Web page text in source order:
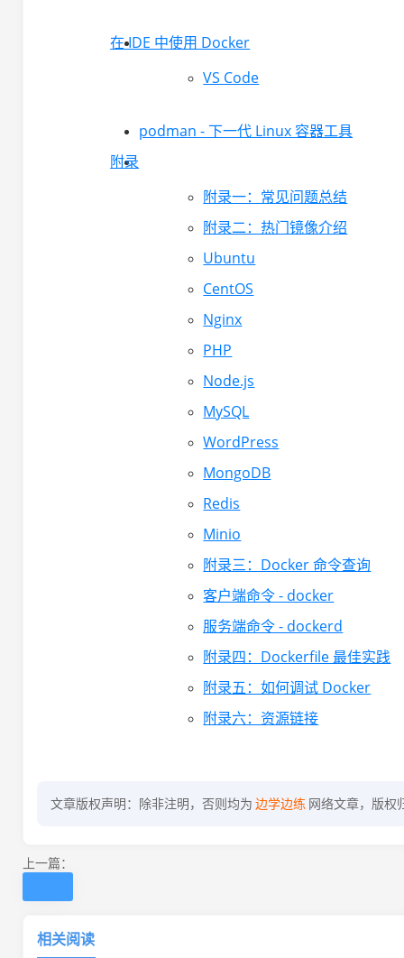
在 IDE 中使用 Docker
VS Code
podman - 下一代 Linux 容器工具
附录
附录一：常见问题总结
附录二：热门镜像介绍
Ubuntu
CentOS
Nginx
PHP
Node.js
MySQL
WordPress
MongoDB
Redis
Minio
附录三：Docker 命令查询
客户端命令 - docker
服务端命令 - dockerd
附录四：Dockerfile 最佳实践
附录五：如何调试 Docker
附录六：资源链接
文章版权声明：除非注明，否则均为 边学边练 网络文章，版权
上一篇：
相关阅读